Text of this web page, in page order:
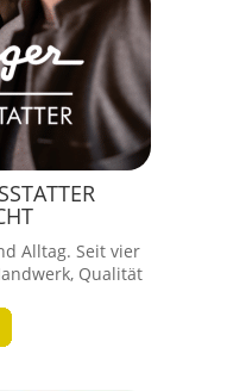
Alltag. Seit vier
Qualität